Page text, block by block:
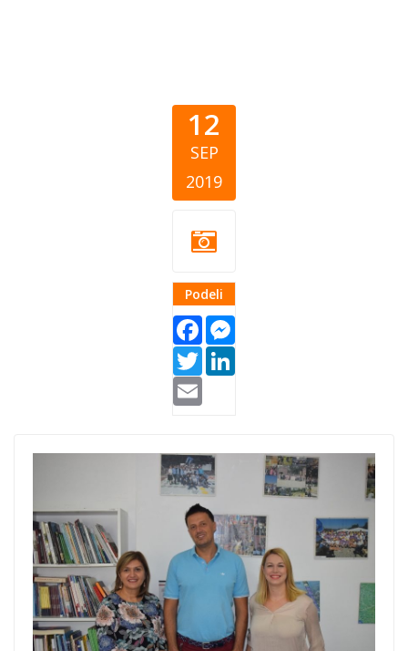
12
SEP
2019
Podeli
Facebook
Twitter
fondacija-
tuzlanske-
zajednice.jpg